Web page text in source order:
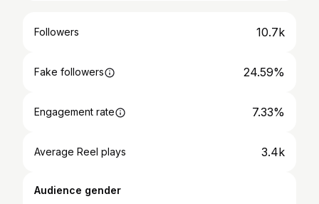
Followers 10.7k
Fake followers 24.59%
Engagement rate 7.33%
Average Reel plays 3.4k
Audience gender